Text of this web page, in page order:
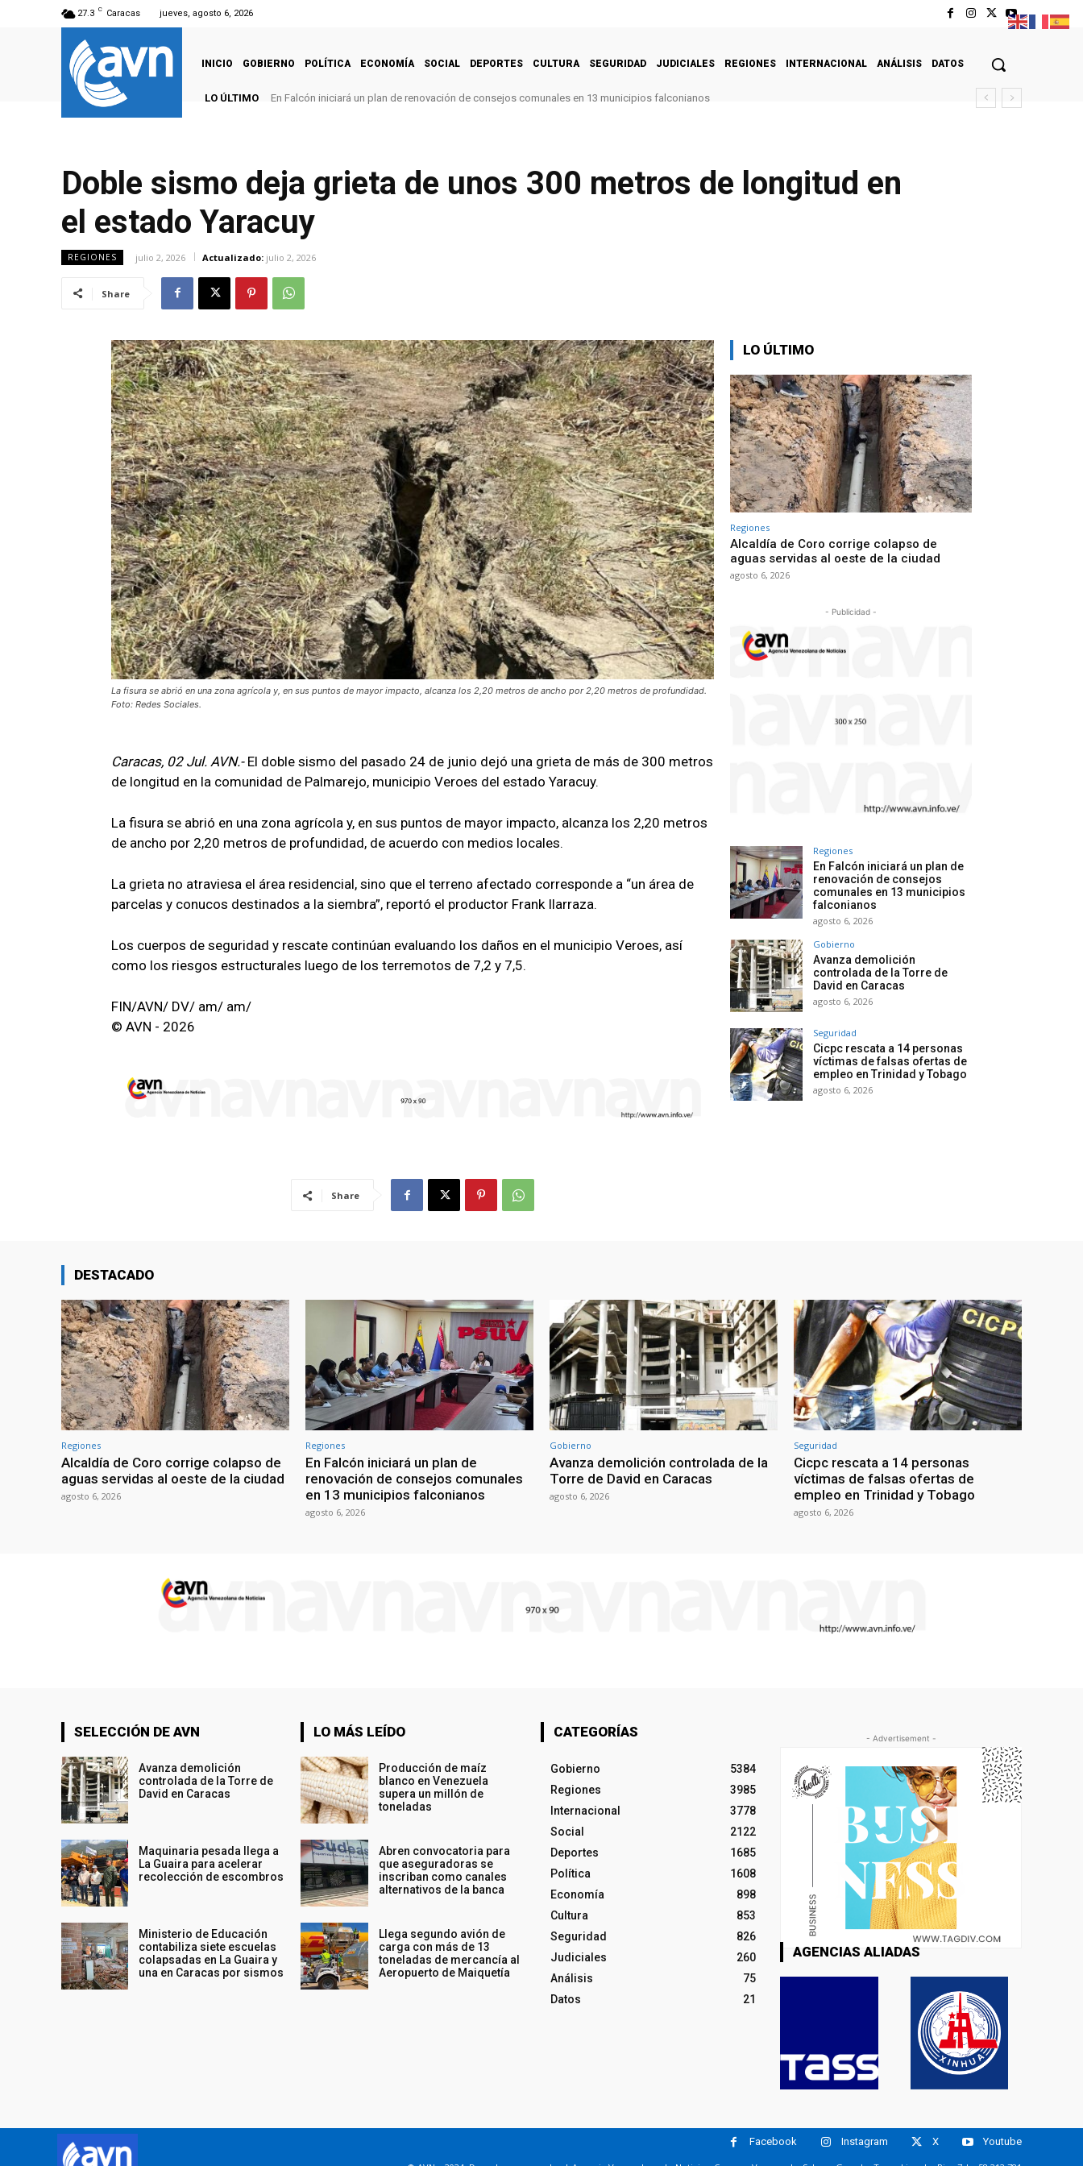
27.3 C Caracas jueves, agosto 6, 2026
INICIO GOBIERNO POLÍTICA ECONOMÍA SOCIAL DEPORTES CULTURA SEGURIDAD JUDICIALES REGIONES INTERNACIONAL ANÁLISIS DATOS
LO ÚLTIMO En Falcón iniciará un plan de renovación de consejos comunales en 13 municipios falconianos
Doble sismo deja grieta de unos 300 metros de longitud en
el estado Yaracuy
REGIONES julio 2, 2026 Actualizado: julio 2, 2026
Share
La fisura se abrió en una zona agrícola y, en sus puntos de mayor impacto, alcanza los 2,20 metros de ancho por 2,20 metros de profundidad.
Foto: Redes Sociales.
Caracas, 02 Jul. AVN.- El doble sismo del pasado 24 de junio dejó una grieta de más de 300 metros
de longitud en la comunidad de Palmarejo, municipio Veroes del estado Yaracuy.
La fisura se abrió en una zona agrícola y, en sus puntos de mayor impacto, alcanza los 2,20 metros
de ancho por 2,20 metros de profundidad, de acuerdo con medios locales.
La grieta no atraviesa el área residencial, sino que el terreno afectado corresponde a “un área de
parcelas y conucos destinados a la siembra”, reportó el productor Frank Ilarraza.
Los cuerpos de seguridad y rescate continúan evaluando los daños en el municipio Veroes, así
como los riesgos estructurales luego de los terremotos de 7,2 y 7,5.
FIN/AVN/ DV/ am/ am/
© AVN - 2026
Share
LO ÚLTIMO
Regiones
Alcaldía de Coro corrige colapso de
aguas servidas al oeste de la ciudad
agosto 6, 2026
- Publicidad -
Regiones
En Falcón iniciará un plan de
renovación de consejos
comunales en 13 municipios
falconianos
agosto 6, 2026
Gobierno
Avanza demolición
controlada de la Torre de
David en Caracas
agosto 6, 2026
Seguridad
Cicpc rescata a 14 personas
víctimas de falsas ofertas de
empleo en Trinidad y Tobago
agosto 6, 2026
DESTACADO
Regiones
Alcaldía de Coro corrige colapso de
aguas servidas al oeste de la ciudad
agosto 6, 2026
Regiones
En Falcón iniciará un plan de
renovación de consejos comunales
en 13 municipios falconianos
agosto 6, 2026
Gobierno
Avanza demolición controlada de la
Torre de David en Caracas
agosto 6, 2026
Seguridad
Cicpc rescata a 14 personas
víctimas de falsas ofertas de
empleo en Trinidad y Tobago
agosto 6, 2026
SELECCIÓN DE AVN
Avanza demolición
controlada de la Torre de
David en Caracas
Maquinaria pesada llega a
La Guaira para acelerar
recolección de escombros
Ministerio de Educación
contabiliza siete escuelas
colapsadas en La Guaira y
una en Caracas por sismos
LO MÁS LEÍDO
Producción de maíz
blanco en Venezuela
supera un millón de
toneladas
Abren convocatoria para
que aseguradoras se
inscriban como canales
alternativos de la banca
Llega segundo avión de
carga con más de 13
toneladas de mercancía al
Aeropuerto de Maiquetía
CATEGORÍAS
Gobierno
5384
Regiones
3985
Internacional
3778
Social
2122
Deportes
1685
Política
1608
Economía
898
Cultura
853
Seguridad
826
Judiciales
260
Análisis
75
Datos
21
- Advertisement -
AGENCIAS ALIADAS
Facebook Instagram X Youtube